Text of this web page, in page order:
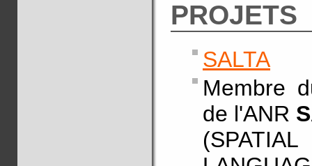
PROJETS
SALTA
Membre
de l'ANR